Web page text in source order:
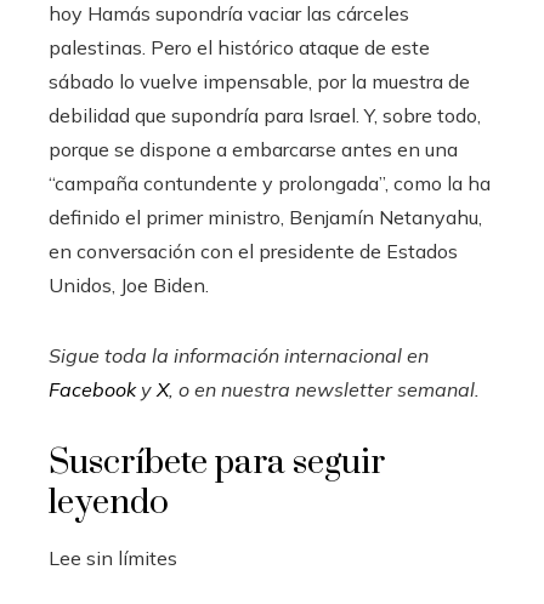
hoy Hamás supondría vaciar las cárceles
palestinas. Pero el histórico ataque de este
sábado lo vuelve impensable, por la muestra de
debilidad que supondría para Israel. Y, sobre todo,
porque se dispone a embarcarse antes en una
“campaña contundente y prolongada”, como la ha
definido el primer ministro, Benjamín Netanyahu,
en conversación con el presidente de Estados
Unidos, Joe Biden.
Sigue toda la información internacional en
FacebookyX, o en nuestra newsletter semanal.
Suscríbete para seguir
leyendo
Lee sin límites